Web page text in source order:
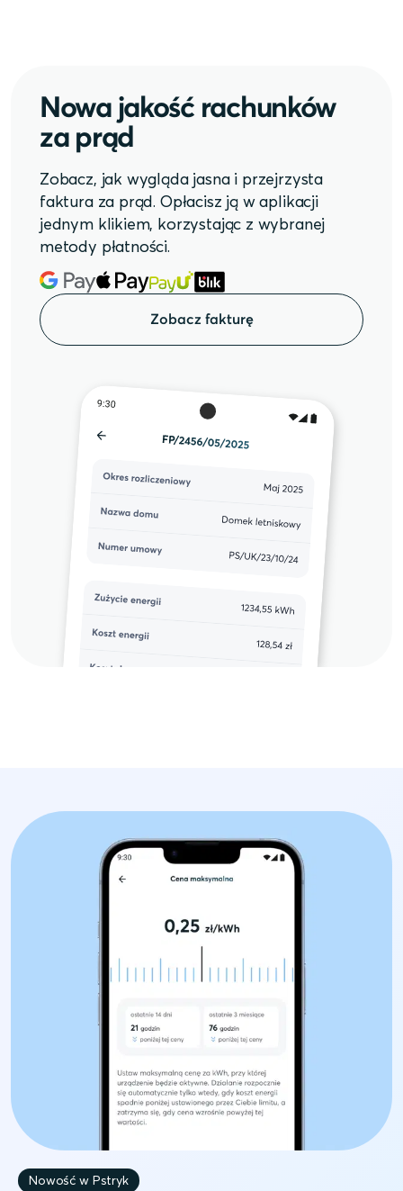
Nowa jakość rachunków
za prąd
Zobacz, jak wygląda jasna i przejrzysta
faktura za prąd. Opłacisz ją w aplikacji
jednym klikiem, korzystając z wybranej
metody płatności.
Zobacz fakturę
Nowość w Pstryk